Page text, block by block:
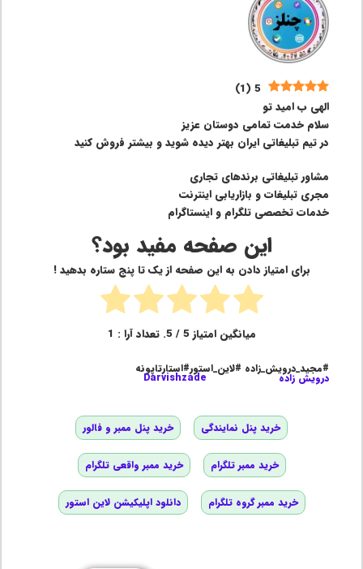
5
(
1
)
الهی ب امید تو
سلام خدمت تمامی دوستان عزیز
در تیم تبلیغاتی ایران بهتر دیده شوید و بیشتر فروش کنید
مشاور تبلیغاتی برندهای تجاری
مجری تبلیغات و بازاریابی اینترنت
خدمات تخصصی تلگرام و اینستاگرام
این صفحه مفید بود؟
برای امتیاز دادن به این صفحه از یک تا پنج ستاره بدهید !
میانگین امتیاز5/ 5. تعداد آرا : 1
#مجید_درویش_زاده #لاین_استور#استارتاپونه
درویش زاده Darvishzade
خرید پنل نمایندگی خرید پنل ممبر و فالور
خرید ممبر تلگرام خرید ممبر واقعی تلگرام
خرید ممبر گروه تلگرام دانلود اپلیکیشن لاین استور